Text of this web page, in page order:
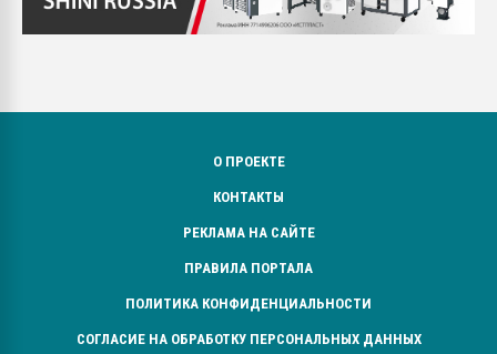
О ПРОЕКТЕ
КОНТАКТЫ
РЕКЛАМА НА САЙТЕ
ПРАВИЛА ПОРТАЛА
ПОЛИТИКА КОНФИДЕНЦИАЛЬНОСТИ
СОГЛАСИЕ НА ОБРАБОТКУ ПЕРСОНАЛЬНЫХ ДАННЫХ